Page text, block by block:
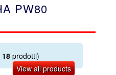
PW80
18 prodotti)
View all products